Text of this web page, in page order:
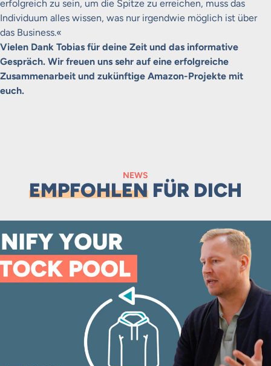
erfolgreich zu sein, um die Spitze zu erreichen, muss das
Individuum alles wissen, was nur irgendwie möglich ist über
das Business.«
Vielen Dank Tobias für deine Zeit und das informative
Gespräch. Wir freuen uns sehr auf eine erfolgreiche
Zusammenarbeit und zukünftige Amazon-Projekte mit
euch.
NEWS
EMPFOHLEN FÜR DICH